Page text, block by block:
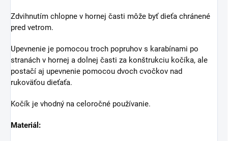
Zdvihnutím chlopne v hornej časti môže byť dieťa chránené
pred vetrom.
Upevnenie je pomocou troch popruhov s karabínami po
stranách v hornej a dolnej časti za konštrukciu kočíka, ale
postačí aj upevnenie pomocou dvoch cvočkov nad
rukoväťou dieťaťa.
Kočík je vhodný na celoročné používanie.
Materiál: